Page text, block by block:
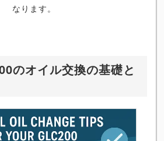
なります。
のオイル交換の基礎と